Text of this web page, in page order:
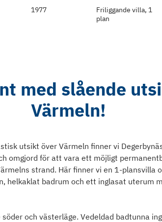
1977
Friliggande villa, 1
plan
med slående
Värmeln!
utsikt över Värmeln finner vi
omgjord för att vara ett möjligt
strand. Här finner vi en 1-plansvilla
helkaklat badrum och ett inglasat uterum
och västerläge. Vedeldad badtunna